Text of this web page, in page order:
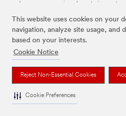
This website uses cookies on your
navigation, analyze site usage, and
based on your interests.
Cookie Notice
Reject Non-Essential Cookies
Cookie Preferences
Las marcas mencionadas anteriormente